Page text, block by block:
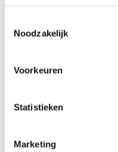
Noodzakelijk
Voorkeuren
Statistieken
Marketing
gesundes Sitzen
2. April 2026